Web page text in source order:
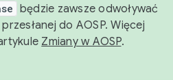
będzie zawsze odwoływać
do AOSP. Więcej
Zmiany w AOSP.